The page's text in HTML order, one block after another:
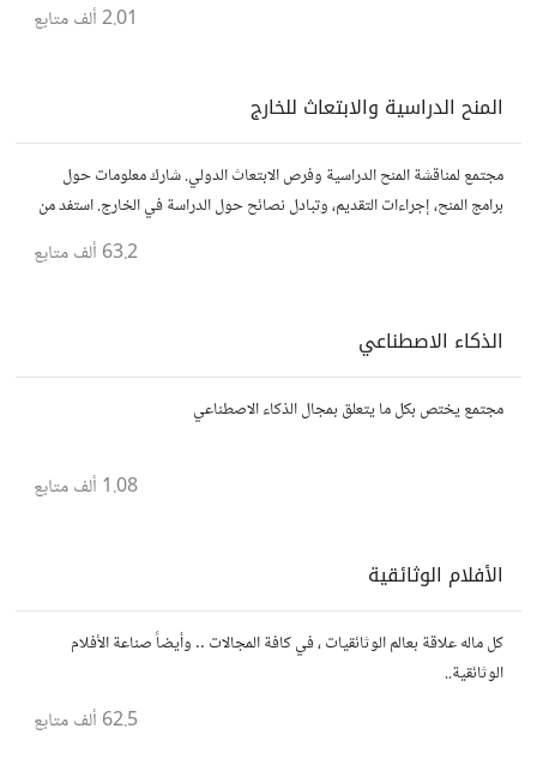
2.01 ألف متابع
المنح الدراسية والابتعاث للخارج
مجتمع لمناقشة المنح الدراسية وفرص الابتعاث الدولي. شارك معلومات حول
برامج المنح، إجراءات التقديم، وتبادل نصائح حول الدراسة في الخارج. استفد من
63.2 ألف متابع
الذكاء الاصطناعي
مجتمع يختص بكل ما يتعلق بمجال الذكاء الاصطناعي
1.08 ألف متابع
الأفلام الوثائقية
كل ماله علاقة بعالم الوثائقيات ، في كافة المجالات .. وأيضاً صناعة الأفلام
الوثائقية..
62.5 ألف متابع